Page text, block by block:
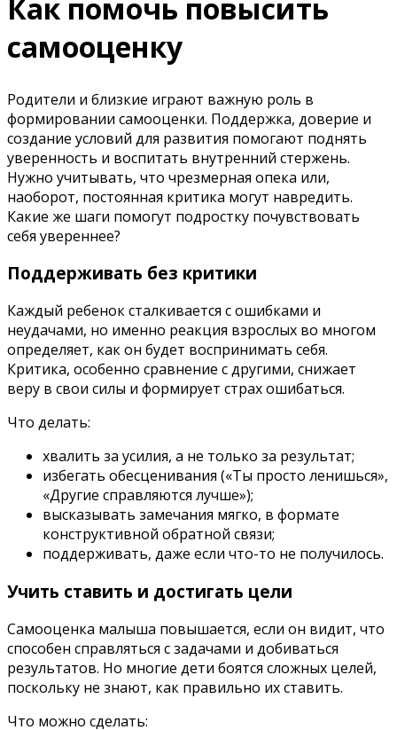
Как помочь повысить
самооценку
Родители и близкие играют важную роль в
формировании самооценки. Поддержка, доверие и
создание условий для развития помогают поднять
уверенность и воспитать внутренний стержень.
Нужно учитывать, что чрезмерная опека или,
наоборот, постоянная критика могут навредить.
Какие же шаги помогут подростку почувствовать
себя увереннее?
Поддерживать без критики
Каждый ребенок сталкивается с ошибками и
неудачами, но именно реакция взрослых во многом
определяет, как он будет воспринимать себя.
Критика, особенно сравнение с другими, снижает
веру в свои силы и формирует страх ошибаться.
Что делать:
хвалить за усилия, а не только за результат;
избегать обесценивания («Ты просто ленишься»,
«Другие справляются лучше»);
высказывать замечания мягко, в формате
конструктивной обратной связи;
поддерживать, даже если что-то не получилось.
Учить ставить и достигать цели
Самооценка малыша повышается, если он видит, что
способен справляться с задачами и добиваться
результатов. Но многие дети боятся сложных целей,
поскольку не знают, как правильно их ставить.
Что можно сделать: